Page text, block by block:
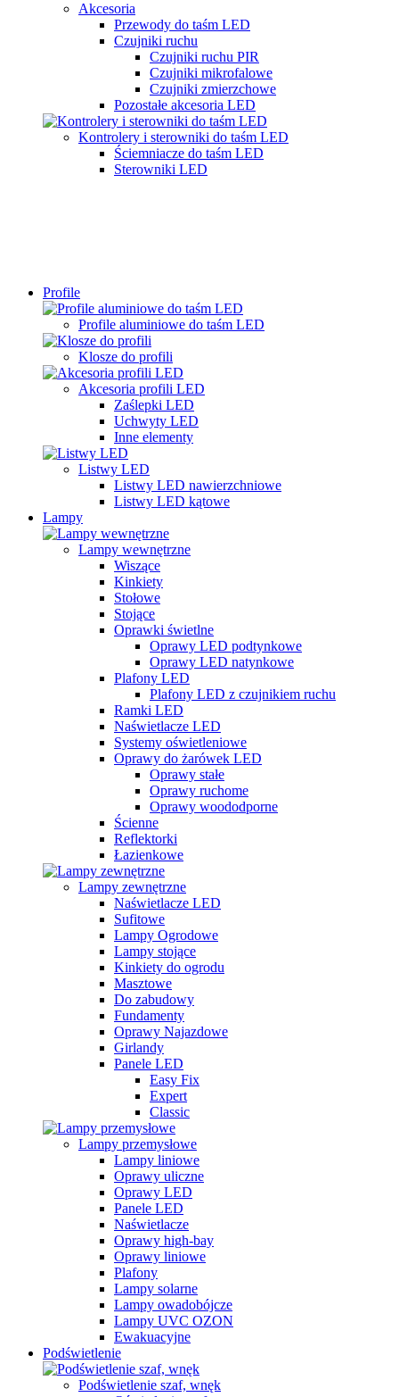
Akcesoria
Przewody do taśm LED
Czujniki ruchu
Czujniki ruchu PIR
Czujniki mikrofalowe
Czujniki zmierzchowe
Pozostałe akcesoria LED
Kontrolery i sterowniki do taśm LED
Ściemniacze do taśm LED
Sterowniki LED
Profile
Profile aluminiowe do taśm LED
Klosze do profili
Akcesoria profili LED
Zaślepki LED
Uchwyty LED
Inne elementy
Listwy LED
Listwy LED nawierzchniowe
Listwy LED kątowe
Lampy
Lampy wewnętrzne
Wiszące
Kinkiety
Stołowe
Stojące
Oprawki świetlne
Oprawy LED podtynkowe
Oprawy LED natynkowe
Plafony LED
Plafony LED z czujnikiem ruchu
Ramki LED
Naświetlacze LED
Systemy oświetleniowe
Oprawy do żarówek LED
Oprawy stałe
Oprawy ruchome
Oprawy woododporne
Ścienne
Reflektorki
Łazienkowe
Lampy zewnętrzne
Naświetlacze LED
Sufitowe
Lampy Ogrodowe
Lampy stojące
Kinkiety do ogrodu
Masztowe
Do zabudowy
Fundamenty
Oprawy Najazdowe
Girlandy
Panele LED
Easy Fix
Expert
Classic
Lampy przemysłowe
Lampy liniowe
Oprawy uliczne
Oprawy LED
Panele LED
Naświetlacze
Oprawy high-bay
Oprawy liniowe
Plafony
Lampy solarne
Lampy owadobójcze
Lampy UVC OZON
Ewakuacyjne
Podświetlenie
Podświetlenie szaf, wnęk